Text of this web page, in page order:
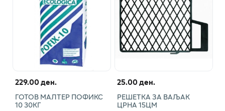
229.00 ден.
ГОТОВ МАЛТЕР ПОФИКС
10 30КГ
25.00 ден.
РЕШЕТКА ЗА ВАЉАК
ЦРНА 15ЦМ